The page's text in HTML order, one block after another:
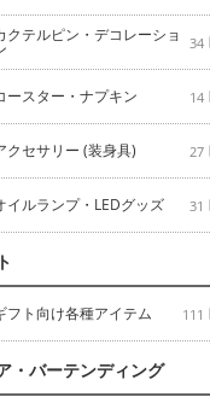
クテルピン・デコレーショ 34
ースター・ナプキン 14
クセサリー (装身具) 27
イルランプ・LEDグッズ 31
フト向け各種アイテム 111
・バーテンディング